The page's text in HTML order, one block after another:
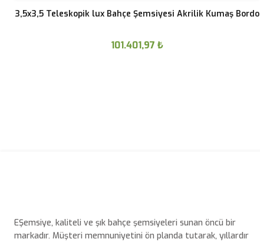
3,5x3,5 Teleskopik lux Bahçe Şemsiyesi Akrilik Kumaş Bordo
101.401,97 ₺
EŞemsiye, kaliteli ve şık bahçe şemsiyeleri sunan öncü bir
markadır. Müşteri memnuniyetini ön planda tutarak, yıllardır